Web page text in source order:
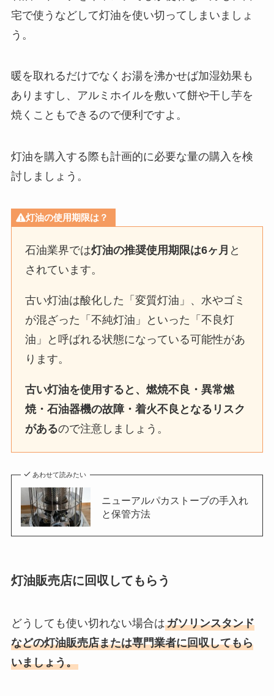
宅で使うなどして灯油を使い切ってしまいましょ
う。
暖を取れるだけでなくお湯を沸かせば加湿効果も
ありますし、アルミホイルを敷いて餅や干し芋を
焼くこともできるので便利ですよ。
灯油を購入する際も計画的に必要な量の購入を検
討しましょう。
灯油の使用期限は？
石油業界では灯油の推奨使用期限は6ヶ月 と
されています。
古い灯油は酸化した「変質灯油」、水やゴミ
が混ざった「不純灯油」といった「不良灯
油」と呼ばれる状態になっている可能性があ
ります。
古い灯油を使用すると、燃焼不良・異常燃
焼・石油器機の故障・着火不良となるリスク
があるので注意しましょう。
あわせて読みたい
ニューアルパカストーブの手入れ
と保管方法
灯油販売店に回収してもらう
どうしても使い切れない場合はガソリンスタンド
などの灯油販売店または専門業者に回収してもら
いましょう。